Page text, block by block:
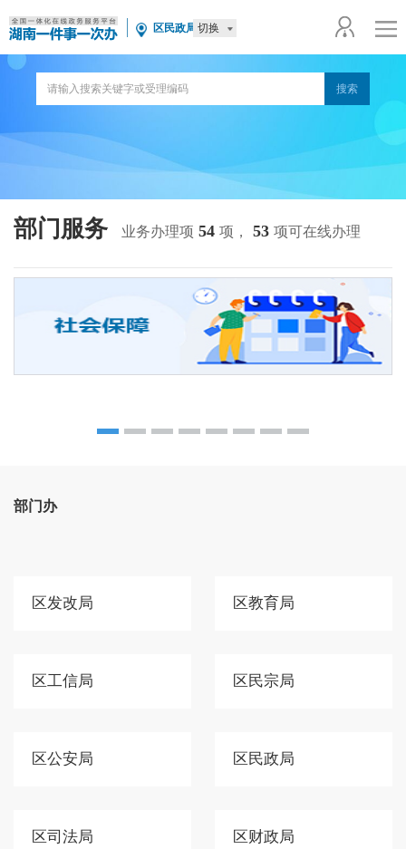
区民政局 切换
部门服务 业务办理项 54 项， 53 项可在线办理
部门办
区发改局 区教育局
区工信局 区民宗局
区公安局 区民政局
区司法局 区财政局